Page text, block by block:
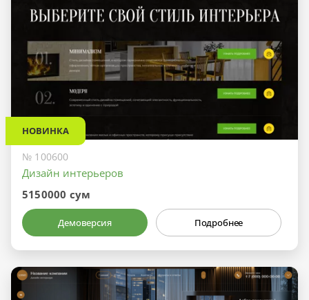
НОВИНКА
№ 100600
Дизайн интерьеров
5150000 сум
Демоверсия Подробнее